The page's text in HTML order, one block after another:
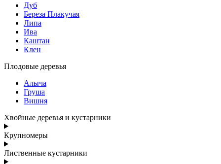
Дуб
Береза Плакучая
Липа
Ива
Каштан
Клен
Плодовые деревья
Алыча
Груша
Вишня
Хвойные деревья и кустарники
Крупномеры
Лиственные кустарники